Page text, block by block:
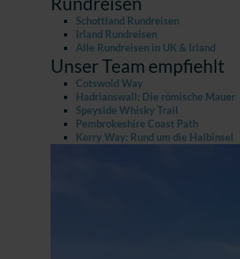
Schottland Rundreisen
Irland Rundreisen
Alle Rundreisen in UK & Irland
Unser Team empfiehlt
Cotswold Way
Hadrianswall: Die römische Mauer
Speyside Whisky Trail
Pembrokeshire Coast Path
Kerry Way: Rund um die Halbinsel